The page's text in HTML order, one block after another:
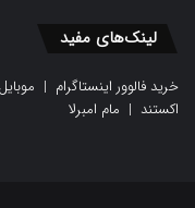
لینک‌های مفید
خرید فالوور اینستاگرام | موبایل
اکستند | مام امبرلا